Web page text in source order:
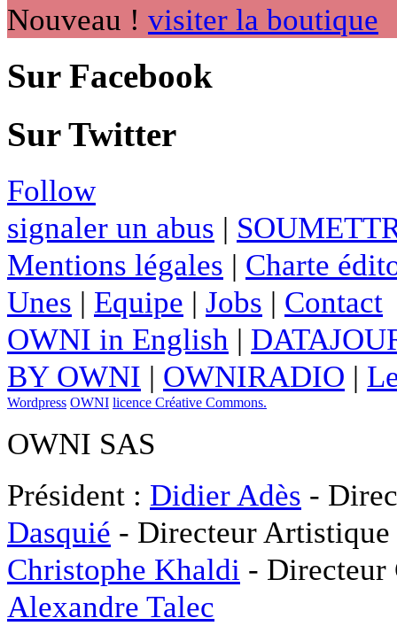
Nouveau ! visiter la boutique
Sur Facebook
Sur Twitter
Follow
signaler un abus |
Mentions légales | Charte
Unes | Equipe | Jobs | Contact
OWNI in English |
BY OWNI | OWNIRADIO |
Wordpress OWNI licence Créative Commons.
OWNI SAS
Président : Didier Adès -
Dasquié - Directeur
Christophe Khaldi -
Alexandre Talec